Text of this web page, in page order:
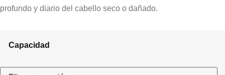
profundo y diario del cabello seco o dañado.
Capacidad